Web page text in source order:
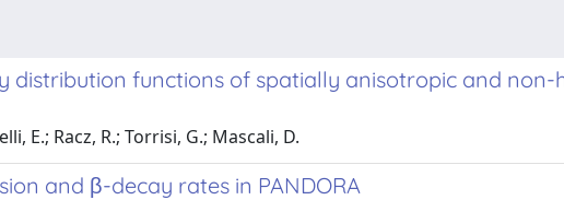
functions of spatially anisotropic and non-
E.; Racz, R.; Torrisi, G.; Mascali, D.
and β-decay rates in PANDORA